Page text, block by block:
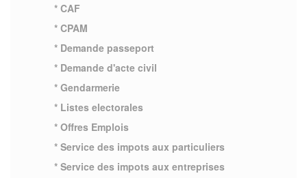
* CAF
* CPAM
* Demande passeport
* Demande d'acte civil
* Gendarmerie
* Listes electorales
* Offres Emplois
* Service des impots aux particuliers
* Service des impots aux entreprises